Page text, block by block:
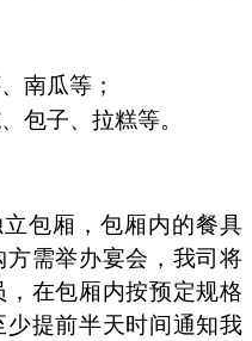
南瓜等；
包子、拉糕等。
包厢，包厢内的餐具
需举办宴会，我司将
在包厢内按预定规格
提前半天时间通知我